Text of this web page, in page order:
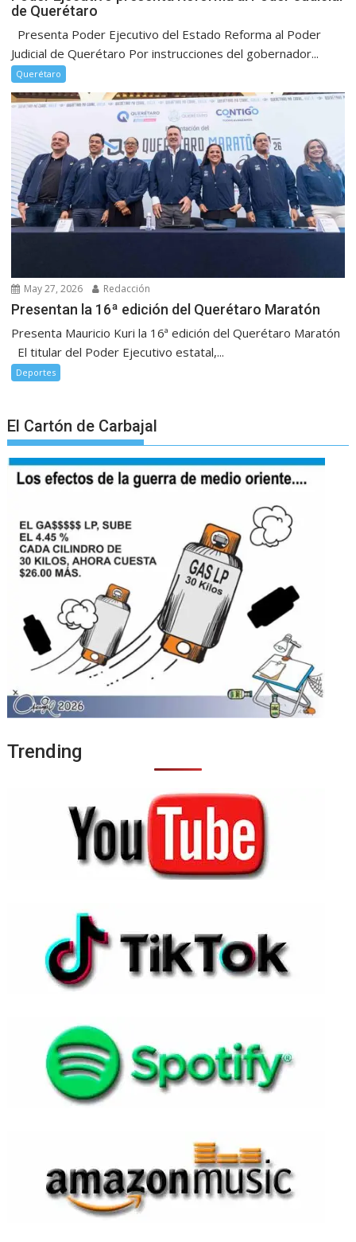
de Querétaro
Presenta Poder Ejecutivo del Estado Reforma al Poder
Judicial de Querétaro Por instrucciones del gobernador...
Querétaro
May 27, 2026 Redacción
Presentan la 16ª edición del Querétaro Maratón
Presenta Mauricio Kuri la 16ª edición del Querétaro Maratón
El titular del Poder Ejecutivo estatal,...
Deportes
El Cartón de Carbajal
Trending